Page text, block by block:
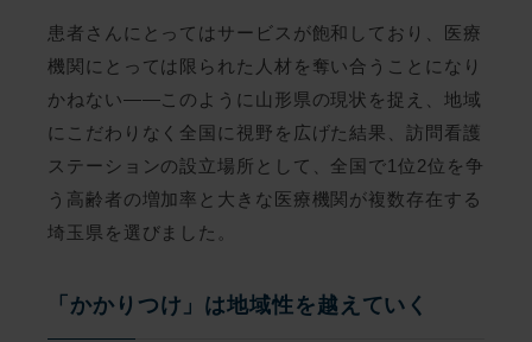
患者さんにとってはサービスが飽和しており、医療
機関にとっては限られた人材を奪い合うことになり
かねない――このように山形県の現状を捉え、地域
にこだわりなく全国に視野を広げた結果、訪問看護
ステーションの設立場所として、全国で1位2位を争
う高齢者の増加率と大きな医療機関が複数存在する
埼玉県を選びました。
「かかりつけ」は地域性を越えていく
はい